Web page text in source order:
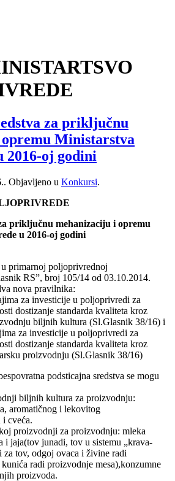
za priključnu
Ministarstva
2016-oj godini
. Objavljeno u Konkursi.
priključnu mehanizaciju i opremu
u 2016-oj godini
primarnoj poljoprivrednoj
RS”, broj 105/14 od 03.10.2014.
nova pravilnika:
za investicije u poljoprivredi za
dostizanje standarda kvaliteta kroz
biljnih kultura (Sl.Glasnik 38/16) i
za investicije u poljoprivredi za
dostizanje standarda kvaliteta kroz
proizvodnju (Sl.Glasnik 38/16)
podsticajna sredstva se mogu
biljnih kultura za proizvodnju:
aromatičnog i lekovitog
i cveća.
proizvodnji za proizvodnju: mleka
i jaja(tov junadi, tov u sistemu „krava-
za tov, odgoj ovaca i živine radi
radi proizvodnje mesa),konzumne
proizvoda.